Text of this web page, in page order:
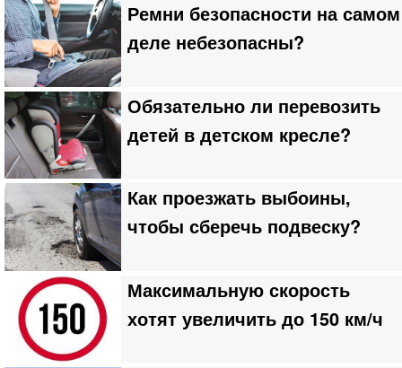
Ремни безопасности на самом
деле небезопасны?
Обязательно ли перевозить
детей в детском кресле?
Как проезжать выбоины,
чтобы сберечь подвеску?
Максимальную скорость
хотят увеличить до 150 км/ч